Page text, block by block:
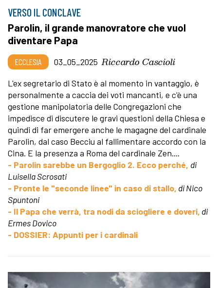
VERSO IL CONCLAVE
Parolin, il grande manovratore che vuol
diventare Papa
ECCLESIA 03_05_2025 Riccardo Cascioli
L'ex segretario di Stato è al momento in vantaggio, è
personalmente a caccia dei voti mancanti, e c'è una
gestione manipolatoria delle Congregazioni che
impedisce di discutere le gravi questioni della Chiesa e
quindi di far emergere anche le magagne del cardinale
Parolin, dal caso Becciu al fallimentare accordo con la
Cina. E la presenza a Roma del cardinale Zen....
- Parolin sarebbe un Bergoglio 2. Ecco perché, di
Luisella Scrosati
- Pronte le "seconde linee" in caso di stallo, di Nico
Spuntoni
- Il Papa che verrà, tra nodi da sciogliere e doveri, di
Ermes Dovico
- DOSSIER: Appunti per i cardinali